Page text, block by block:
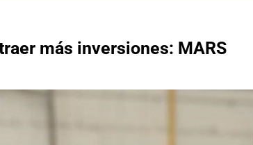
más inversiones: MARS